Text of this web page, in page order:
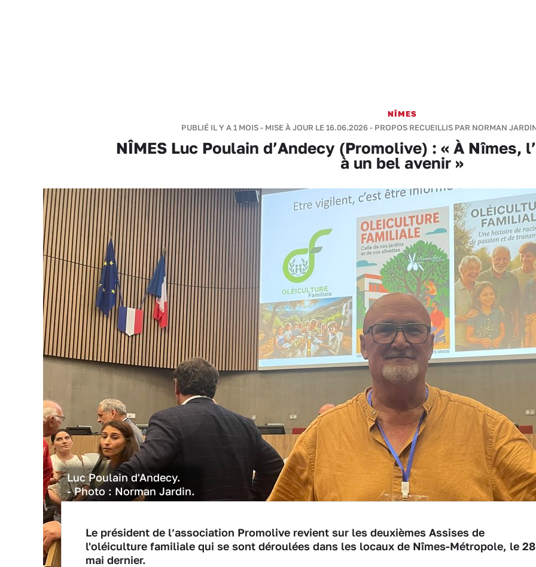
NÎMES
PUBLIÉ IL Y A 1 MOIS - MISE À JOUR LE 16.06.2026 - PROPOS RECUEILLIS PAR NORMAN
NÎMES Luc Poulain d’Andecy (Promolive) : « À Nîmes,
à un bel avenir »
Luc Poulain d'Andecy.
- Photo : Norman Jardin.
Le président de l’association Promolive revient sur les deuxièmes Assises de
l'oléiculture familiale qui se sont déroulées dans les locaux de Nîmes-Métropole, le 28
mai dernier.